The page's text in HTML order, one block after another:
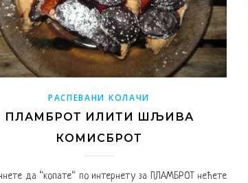
РАСПЕВАНИ КОЛАЧИ
ПЛАМБРОТ ИЛИТИ ШЉИВА
КОМИСБРОТ
да “копате“ по интернету за ПЛАМБРОТ нећете